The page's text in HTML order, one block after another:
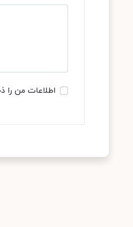
اطلاعات من را